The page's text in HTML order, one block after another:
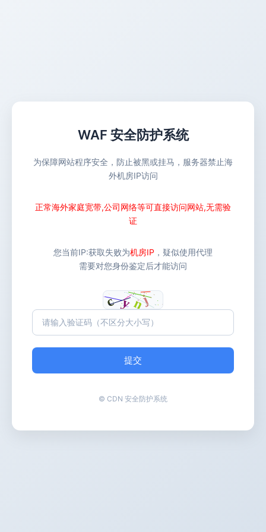
WAF 安全防护系统
为保障网站程序安全，防止被黑或挂马，服务器禁止海
外机房IP访问
正常海外家庭宽带,公司网络等可直接访问网站,无需验
证
您当前IP:获取失败为机房IP ，疑似使用代理
需要对您身份鉴定后才能访问
提交
© CDN 安全防护系统